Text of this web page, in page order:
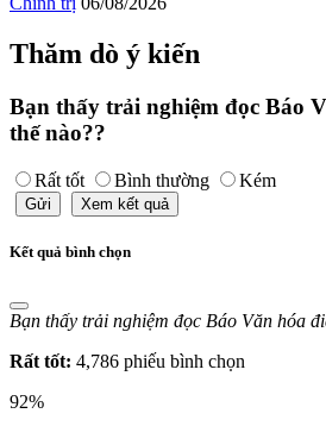
Thăm dò ý kiến
Bạn thấy trải nghiệm đọc Báo
thế nào??
Rất tốt Bình thường Kém
Gửi Xem kết quả
Kết quả bình chọn
Bạn thấy trải nghiệm đọc Báo Văn hóa
Rất tốt: 4,786 phiếu bình chọn
92%